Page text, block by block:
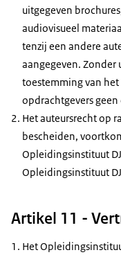
uitgegeven
audiovisueel
tenzij een andere
aangegeven.
toestemming van
opdrachtgevers
Het auteursrecht op
bescheiden,
Opleidingsinstituut
Opleidingsinstituut
Artikel 11 -
Het